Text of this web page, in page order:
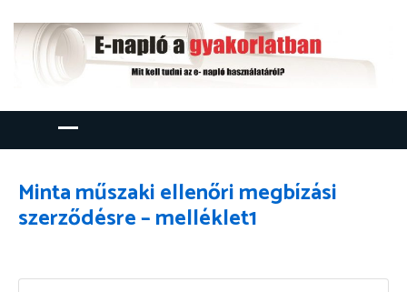
Minta műszaki ellenőri megbízási
szerződésre – melléklet1